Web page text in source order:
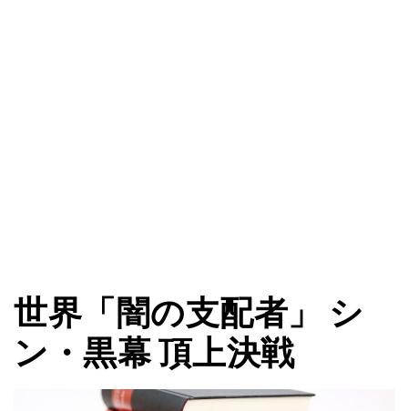
世界「闇の支配者」 シ
ン・黒幕 頂上決戦